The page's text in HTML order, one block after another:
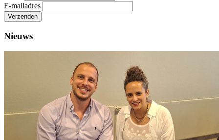
E-mailadres
Verzenden
Nieuws